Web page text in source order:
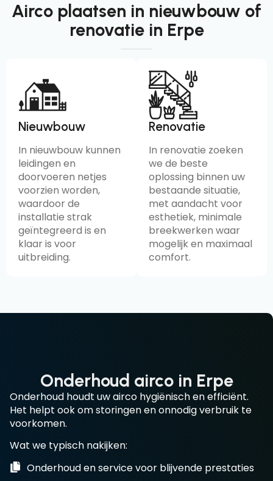
Airco plaatsen in nieuwbouw of
renovatie in Erpe
Nieuwbouw
In nieuwbouw kunnen
leidingen en
doorvoeren netjes
voorzien worden,
waardoor de
installatie strak
geïntegreerd is en
klaar is voor
uitbreiding.
Renovatie
In renovatie zoeken
we de beste
oplossing binnen uw
bestaande situatie,
met aandacht voor
esthetiek, minimale
breekwerken waar
mogelijk en maximaal
comfort.
Onderhoud airco in Erpe
Onderhoud houdt uw airco hygiënisch en efficiënt.
Het helpt ook om storingen en onnodig verbruik te
voorkomen.
Wat we typisch nakijken:
Onderhoud en service voor blijvende prestaties